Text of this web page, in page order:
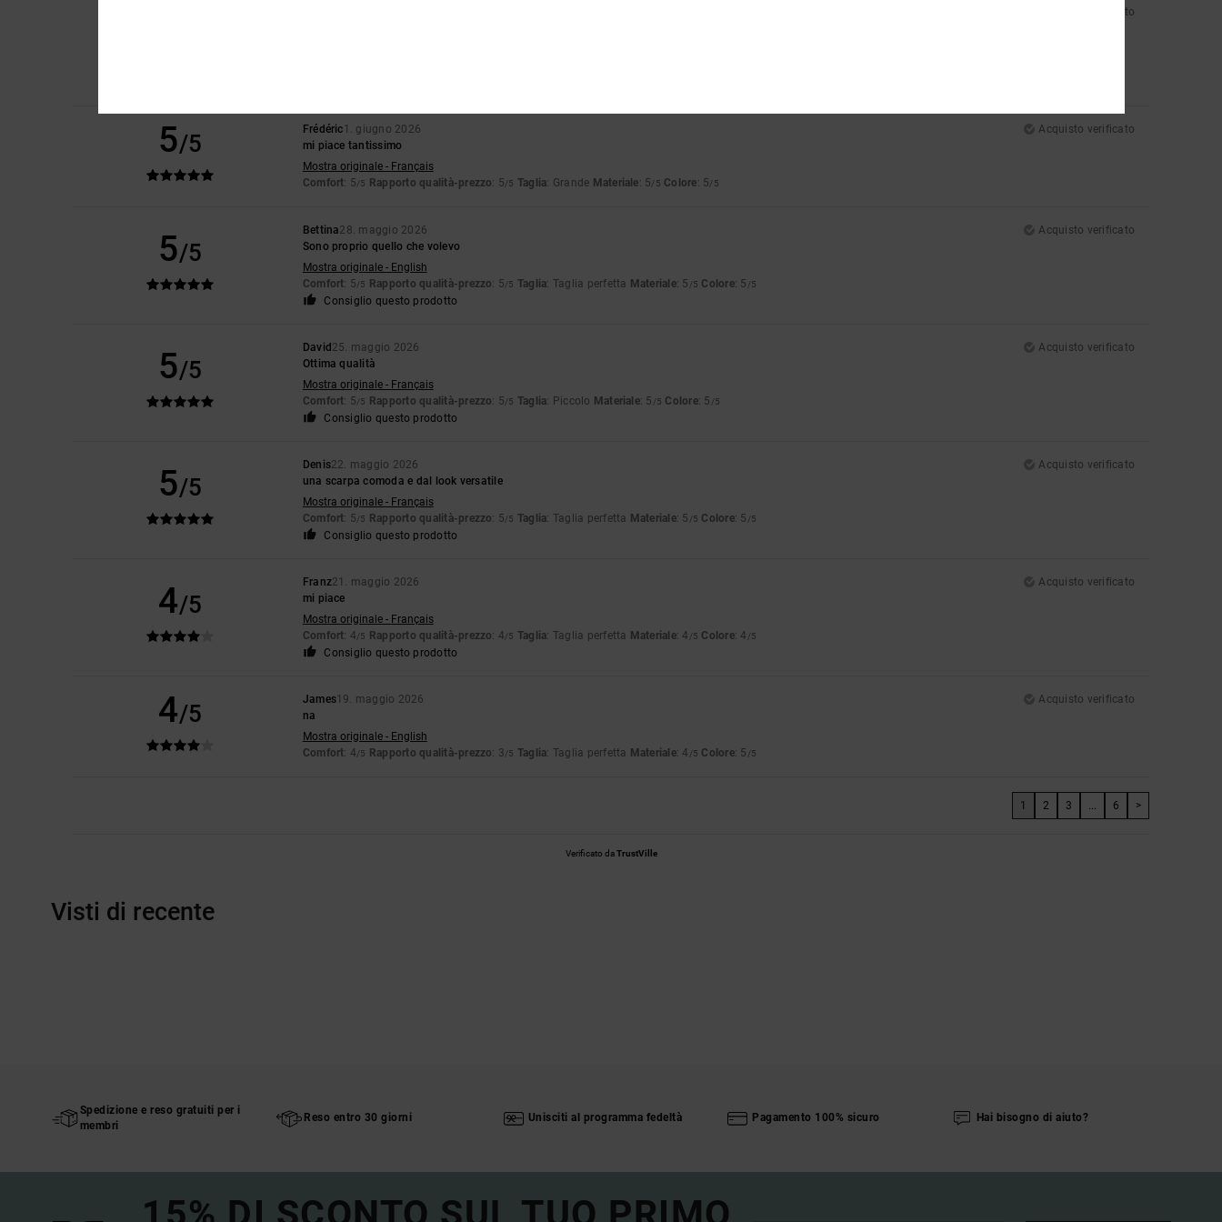
Acquisto verificato
5/5
Frédéric1. giugno 2026
Acquisto verificato
mi piace tantissimo
Mostra originale - Français
Comfort: 5/5 Rapporto qualità-prezzo: 5/5 Taglia: Grande Materiale: 5/5 Colore: 5/5
5/5
Bettina28. maggio 2026
Acquisto verificato
Sono proprio quello che volevo
Mostra originale - English
Comfort: 5/5 Rapporto qualità-prezzo: 5/5 Taglia: Taglia perfetta Materiale: 5 /5 Colore: 5 /5
Consiglio questo prodotto
5/5
David25. maggio 2026
Acquisto verificato
Ottima qualità
Mostra originale - Français
Comfort: 5/5 Rapporto qualità-prezzo: 5/5 Taglia: Piccolo Materiale: 5 /5 Colore: 5 /5
Consiglio questo prodotto
5/5
Denis22. maggio 2026
Acquisto verificato
una scarpa comoda e dal look versatile
Mostra originale - Français
Comfort: 5/5 Rapporto qualità-prezzo: 5/5 Taglia: Taglia perfetta Materiale: 5 /5 Colore: 5 /5
Consiglio questo prodotto
4/5
Franz21. maggio 2026
Acquisto verificato
mi piace
Mostra originale - Français
Comfort: 4/5 Rapporto qualità-prezzo: 4/5 Taglia: Taglia perfetta Materiale: 4 /5 Colore: 4 /5
Consiglio questo prodotto
4/5
James19. maggio 2026
Acquisto verificato
na
Mostra originale - English
Comfort: 4/5 Rapporto qualità-prezzo: 3/5 Taglia: Taglia perfetta Materiale: 4 /5 Colore: 5 /5
1 2 3 ... 6 >
Verificato daTrustVille
Visti di recente
Spedizione e reso gratuiti per i
membri
Reso entro 30 giorni Unisciti al programma fedeltà Pagamento 100% sicuro Hai bisogno di aiuto?